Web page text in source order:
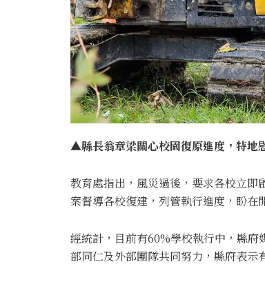
▲縣長翁章梁關心校園復原進度，特地
教育處指出，風災過後，要求各校立
案督導各校復建，列管執行進度，盼在
經統計，目前有60%學校執行中，縣
部同仁及外部團隊共同努力，縣府表示